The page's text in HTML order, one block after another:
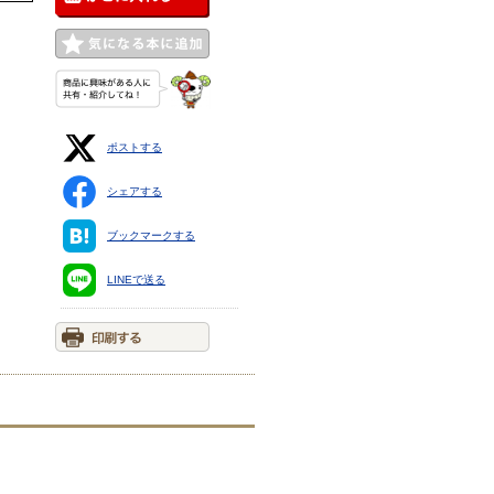
ポストする
シェアする
ブックマークする
LINEで送る